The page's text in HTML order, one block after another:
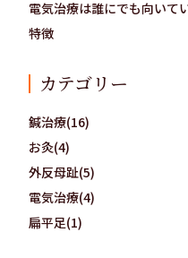
電気治療は誰にでも向いて
特徴
カテゴリー
鍼治療(16)
お灸(4)
外反母趾(5)
電気治療(4)
扁平足(1)